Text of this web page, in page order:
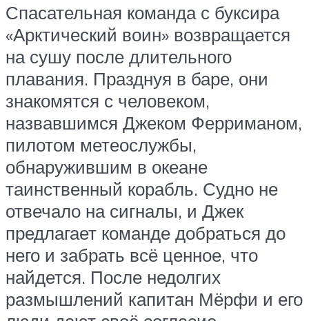
Спасательная команда с буксира
«Арктический воин» возвращается
на сушу после длительного
плавания. Празднуя в баре, они
знакомятся с человеком,
назвавшимся Джеком Ферриманом,
пилотом метеослужбы,
обнаружившим в океане
таинственный корабль. Судно не
отвечало на сигналы, и Джек
предлагает команде добраться до
него и забрать всё ценное, что
найдется. После недолгих
размышлений капитан Мёрфи и его